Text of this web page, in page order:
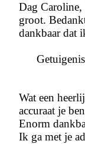
Dag
groot.
dankbaar dat
Wat een
accuraat je
Enorm
Ik ga met je